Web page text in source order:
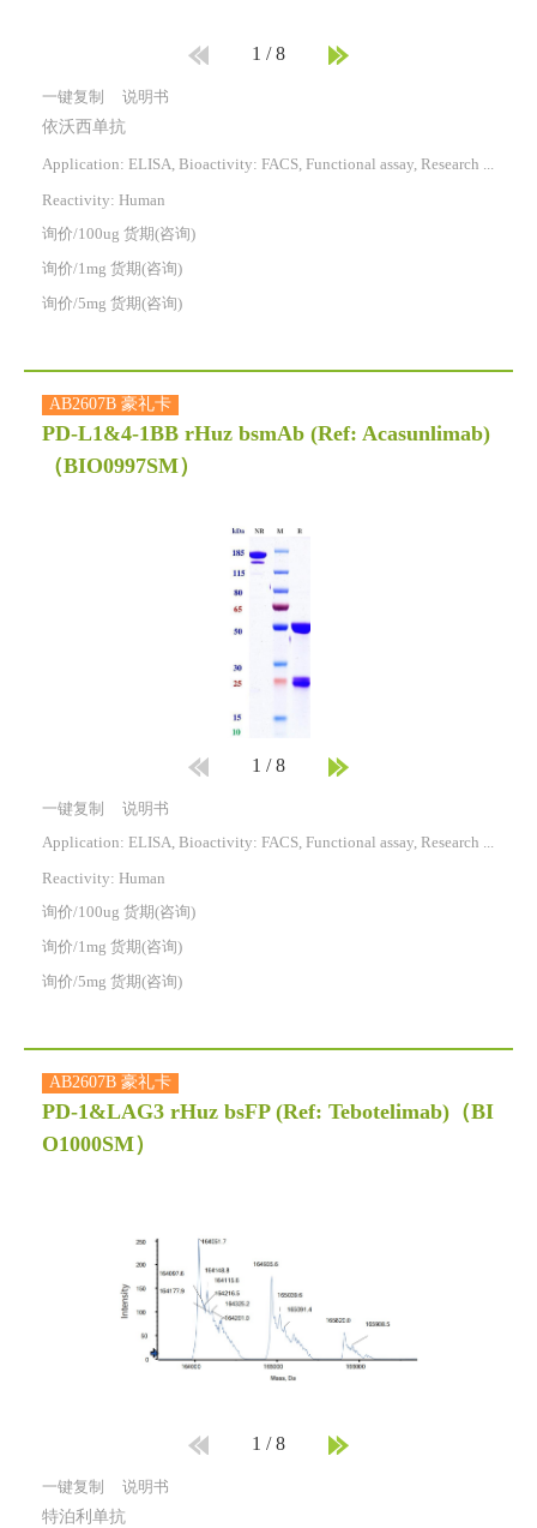
1 /8
一键复制 说明书
依沃西单抗
Application: ELISA, Bioactivity: FACS, Functional assay, Research in vivo
Reactivity: Human
询价/100ug 货期(咨询)
询价/1mg 货期(咨询)
询价/5mg 货期(咨询)
AB2607B 豪礼卡
PD-L1&4-1BB rHuz bsmAb (Ref: Acasunlimab)
（BIO0997SM）
1 /8
一键复制
说明书
Application: ELISA, Bioactivity: FACS, Functional assay, Research in vivo
Reactivity: Human
询价/100ug 货期(咨询)
询价/1mg 货期(咨询)
询价/5mg 货期(咨询)
AB2607B 豪礼卡
PD-1&LAG3 rHuz bsFP (Ref: Tebotelimab) （BI
O1000SM）
1 /8
一键复制 说明书
特泊利单抗